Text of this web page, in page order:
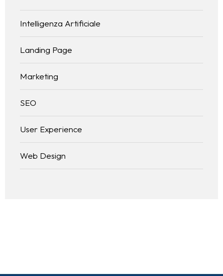
PERCHÉ SCEGLIERMI
Soluzioni
LANDING PAGES
Notizie e novità
Intelligenza Artificiale
Landing Page
Marketing
SEO
User Experience
Web Design